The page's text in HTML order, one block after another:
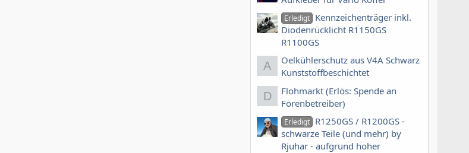
Erledigt Kennzeichenträger inkl.
Diodenrücklicht R1150GS
R1100GS
A
Oelkühlerschutz aus V4A Schwarz
Kunststoffbeschichtet
D
Flohmarkt (Erlös: Spende an
Forenbetreiber)
Erledigt R1250GS / R1200GS -
schwarze Teile (und mehr) by
Rjuhar - aufgrund hoher